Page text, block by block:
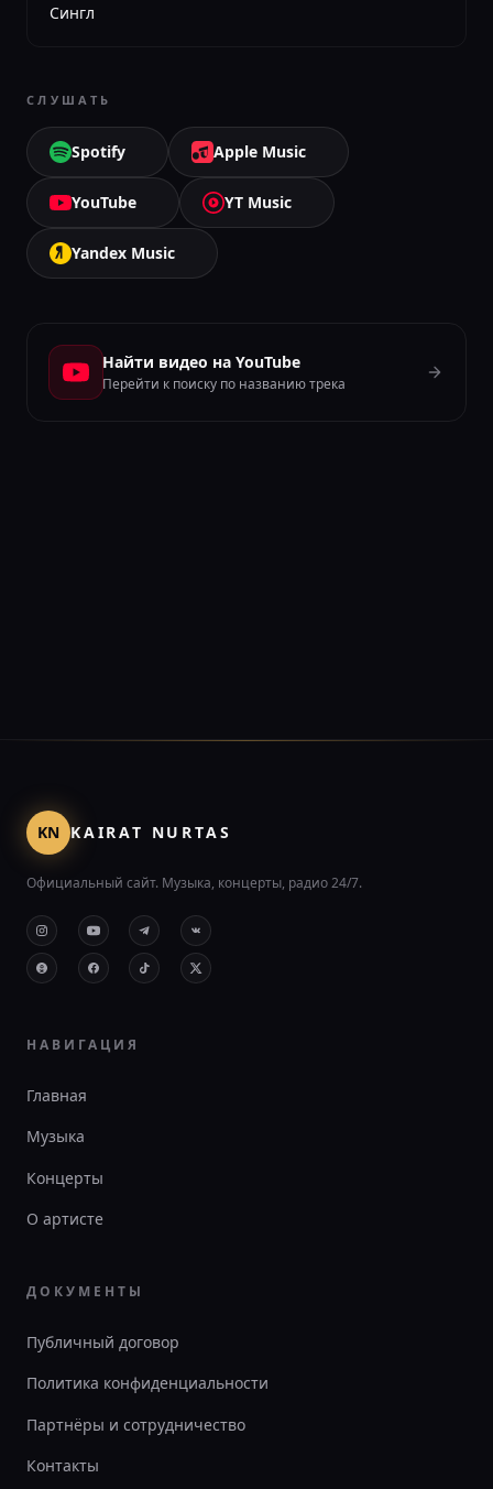
Сингл
СЛУШАТЬ
Spotify Apple Music
YouTube YT Music
Yandex Music
Найти видео на YouTube
Перейти к поиску по названию трека
KN KAIRAT NURTAS
Официальный сайт. Музыка, концерты, радио 24/7.
НАВИГАЦИЯ
Главная
Музыка
Концерты
О артисте
ДОКУМЕНТЫ
Публичный договор
Политика конфиденциальности
Партнёры и сотрудничество
Контакты